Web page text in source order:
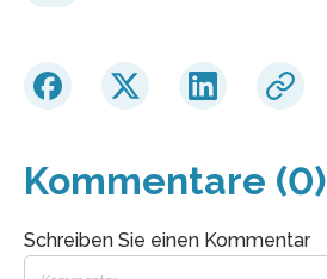
Kommentare (0)
Schreiben Sie einen Kommentar